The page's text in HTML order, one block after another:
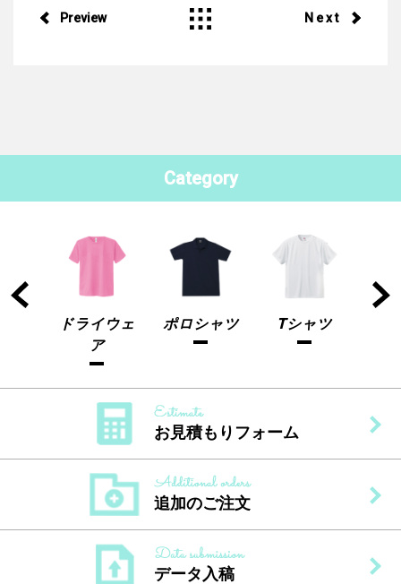
Preview Next
Category
ドライウェ
ア
ポロシャツ Tシャツ
お見積もりフォーム
追加のご注文
データ入稿